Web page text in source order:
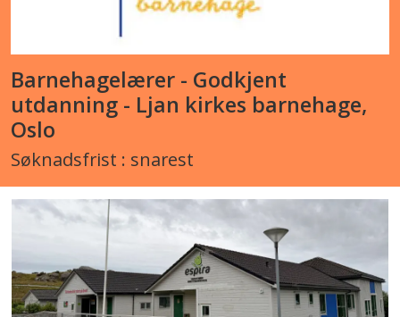
Barnehagelærer - Godkjent
utdanning - Ljan kirkes barnehage,
Oslo
Søknadsfrist : snarest